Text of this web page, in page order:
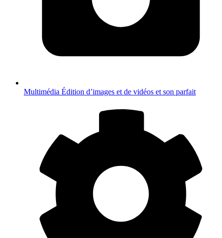
Multimédia Édition d’images et de vidéos et son parfait